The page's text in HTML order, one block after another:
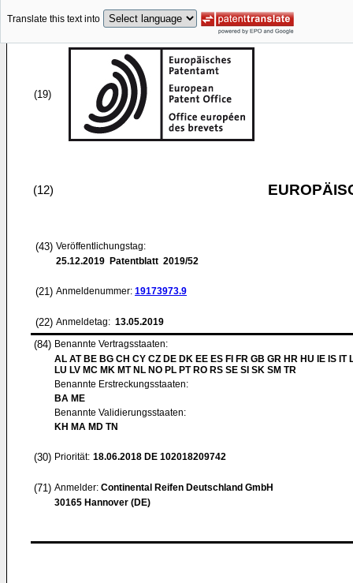
Translate this text into
(19)
(12)
(43) Veröffentlichungstag:
25.12.2019 Patentblatt 2019/52
(21) Anmeldenummer: 19173973.9
(22) Anmeldetag: 13.05.2019
(84) Benannte Vertragsstaaten:
AL AT BE BG CH CY CZ DE DK EE ES FI FR GB GR HR HU IE IS IT
LU LV MC MK MT NL NO PL PT RO RS SE SI SK SM TR
Benannte Erstreckungsstaaten:
BA ME
Benannte Validierungsstaaten:
KH MA MD TN
(30) Priorität: 18.06.2018 DE 102018209742
(71) Anmelder: Continental Reifen Deutschland GmbH
30165 Hannover (DE)